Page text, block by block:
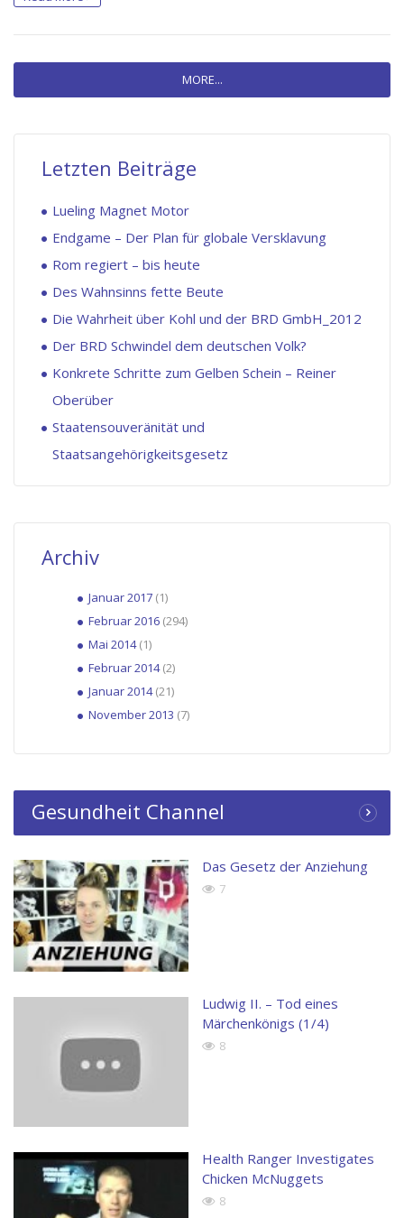
MORE...
Letzten Beiträge
Lueling Magnet Motor
Endgame – Der Plan für globale Versklavung
Rom regiert – bis heute
Des Wahnsinns fette Beute
Die Wahrheit über Kohl und der BRD GmbH_2012
Der BRD Schwindel dem deutschen Volk?
Konkrete Schritte zum Gelben Schein – Reiner
Oberüber
Staatensouveränität und
Staatsangehörigkeitsgesetz
Archiv
Januar 2017 (1)
Februar 2016 (294)
Mai 2014(1)
Februar 2014(2)
Januar 2014(21)
November 2013 (7)
Gesundheit Channel
Das Gesetz der Anziehung
7
Ludwig II. – Tod eines
Märchenkönigs (1/4)
8
Health Ranger Investigates
Chicken McNuggets
8